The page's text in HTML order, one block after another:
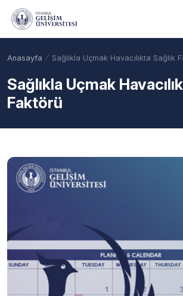
Ana içeriğe geç
Anasayfa Sağlıkla Uçmak Havacılıkta Sağlık
Sağlıkla Uçmak
Faktörü